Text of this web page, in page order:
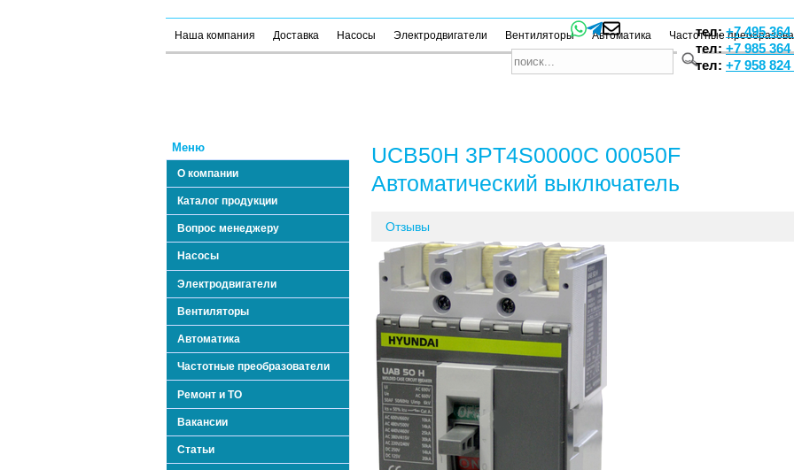
тел:+7 495 364
тел:+7 985 364
тел: +7 958 824
Наша компания Доставка Насосы Электродвигатели Вентиляторы Автоматика Частотные
Меню
О компании
Каталог продукции
Вопрос менеджеру
Насосы
Электродвигатели
Вентиляторы
Автоматика
Частотные преобразователи
Ремонт и ТО
Вакансии
Статьи
UCB50H 3PT4S0000C 00050F
Автоматический выключатель
Отзывы